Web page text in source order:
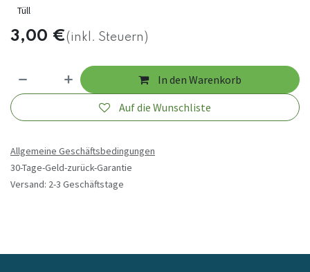
Tüll
3,00 €(inkl. Steuern)
In den Warenkorb
Auf die Wunschliste
Allgemeine Geschäftsbedingungen
30-Tage-Geld-zurück-Garantie
Versand: 2-3 Geschäftstage